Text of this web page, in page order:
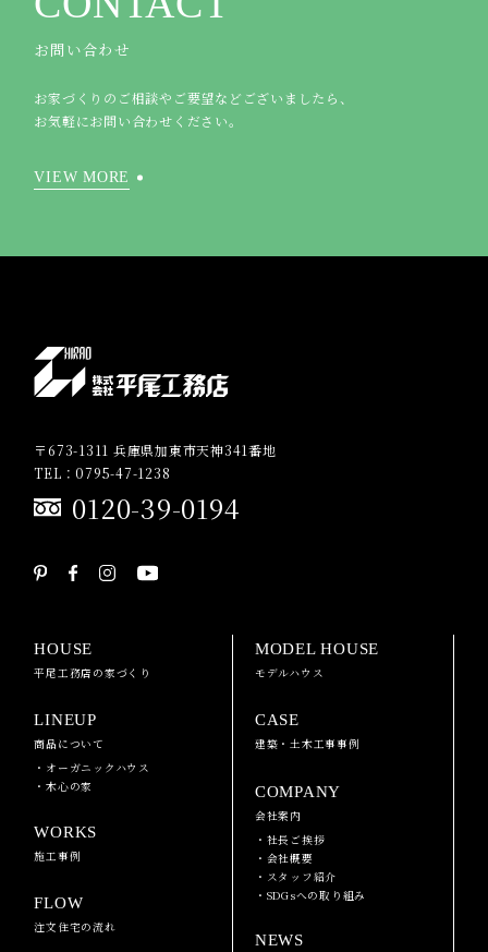
お問い合わせ
お家づくりのご相談やご要望などございましたら、
お気軽にお問い合わせください。
VIEW MORE
〒673-1311 兵庫県加東市天神341番地
TEL：0795-47-1238
0120-39-0194
HOUSE
平尾工務店の家づくり
LINEUP
商品について
・オーガニックハウス
・木心の家
WORKS
施工事例
FLOW
注文住宅の流れ
MODEL HOUSE
モデルハウス
CASE
建築・土木工事事例
COMPANY
会社案内
・社長ご挨拶
・会社概要
・スタッフ紹介
・SDGsへの取り組み
NEWS